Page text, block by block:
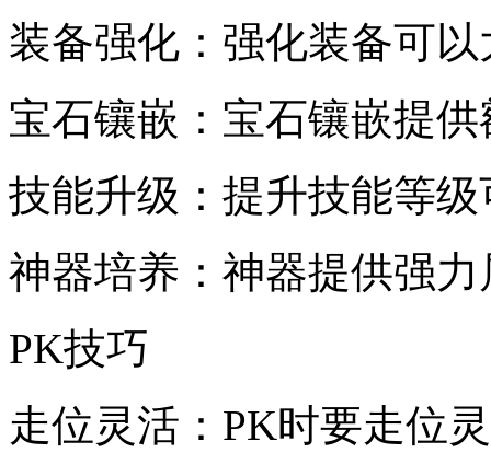
装备强化：强化装备可
宝石镶嵌：宝石镶嵌提
技能升级：提升技能等
神器培养：神器提供强
PK技巧
走位灵活：PK时要走位